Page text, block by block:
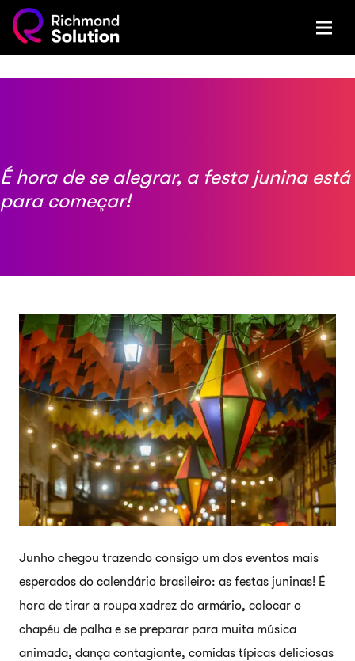
É hora de se alegrar, a festa junina está
para começar!
Junho chegou trazendo consigo um dos eventos mais
esperados do calendário brasileiro: as festas juninas! É
hora de tirar a roupa xadrez do armário, colocar o
chapéu de palha e se preparar para muita música
animada, dança contagiante, comidas típicas deliciosas